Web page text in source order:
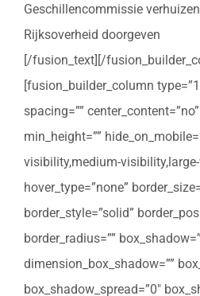
Geschillencommissie verhuizen
Rijksoverheid doorgeven
[/fusion_text][/
[fusion_builder_column
spacing=””
min_height=””
visibility,medium-visibility,large-
hover_type=”none”
border_style=”solid”
border_radius=””
dimension_box_shadow=””
box_shadow_spread=”0″